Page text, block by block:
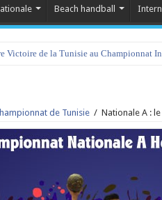
Beach handball
Victoire de la Tunisie au Championnat
de Tunisie / Nationale A :